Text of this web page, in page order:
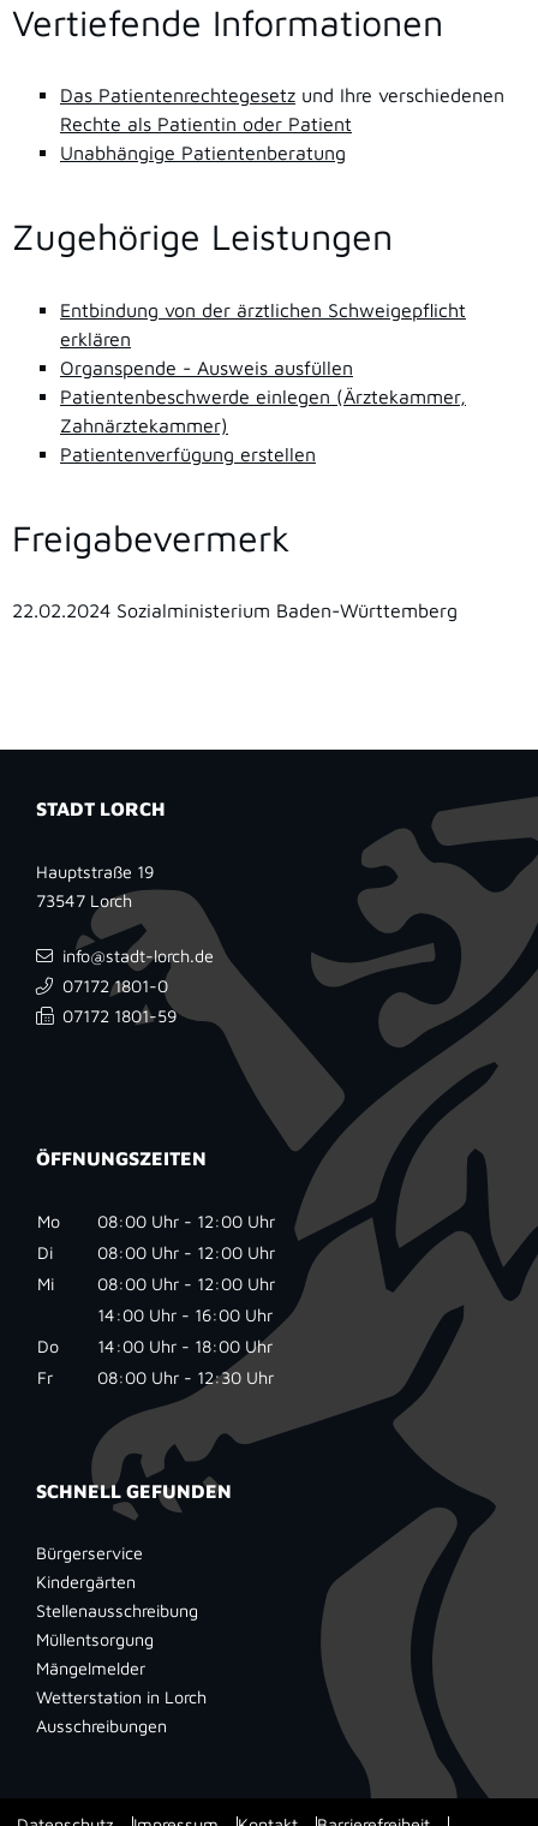
Vertiefende Informationen
Das Patientenrechtegesetz und Ihre verschiedenen
Rechte als Patientin oder Patient
Unabhängige Patientenberatung
Zugehörige Leistungen
Entbindung von der ärztlichen Schweigepflicht
erklären
Organspende - Ausweis ausfüllen
Patientenbeschwerde einlegen (Ärztekammer,
Zahnärztekammer)
Patientenverfügung erstellen
Freigabevermerk
22.02.2024 Sozialministerium Baden-Württemberg
STADT LORCH
Hauptstraße 19
73547 Lorch
info@stadt-lorch.de
07172 1801-0
07172 1801-59
ÖFFNUNGSZEITEN
Mo
08:00 Uhr - 12:00 Uhr
Di
08:00 Uhr - 12:00 Uhr
Mi
08:00 Uhr - 12:00 Uhr
14:00 Uhr - 16:00 Uhr
Do
14:00 Uhr - 18:00 Uhr
Fr
08:00 Uhr - 12:30 Uhr
SCHNELL GEFUNDEN
Bürgerservice
Kindergärten
Stellenausschreibung
Müllentsorgung
Mängelmelder
Wetterstation in Lorch
Ausschreibungen